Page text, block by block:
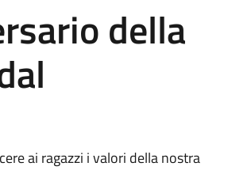
della
ai ragazzi i valori della nostra